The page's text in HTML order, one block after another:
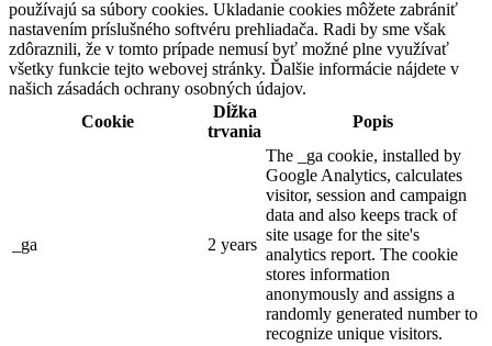
používajú sa súbory cookies. Ukladanie cookies môžete zabrániť
nastavením príslušného softvéru prehliadača. Radi by sme však
zdôraznili, že v tomto prípade nemusí byť možné plne využívať
všetky funkcie tejto webovej stránky. Ďalšie informácie nájdete v
našich zásadách ochrany osobných údajov.
Cookie
Dĺžka
trvania
Popis
_ga 2 years
The _ga cookie, installed by
Google Analytics, calculates
visitor, session and campaign
data and also keeps track of
site usage for the site's
analytics report. The cookie
stores information
anonymously and assigns a
randomly generated number to
recognize unique visitors.